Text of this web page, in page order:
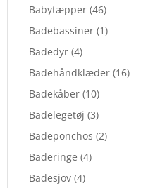
Babytæpper (46)
Badebassiner (1)
Badedyr (4)
Badehåndklæder (16)
Badekåber (10)
Badelegetøj (3)
Badeponchos (2)
Baderinge (4)
Badesjov (4)